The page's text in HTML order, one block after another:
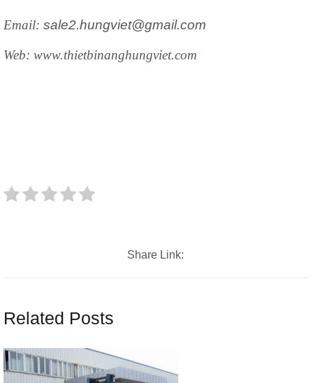
Email: sale2.hungviet@gmail.com
Web: www.thietbinanghungviet.com
Share Link:
Related Posts